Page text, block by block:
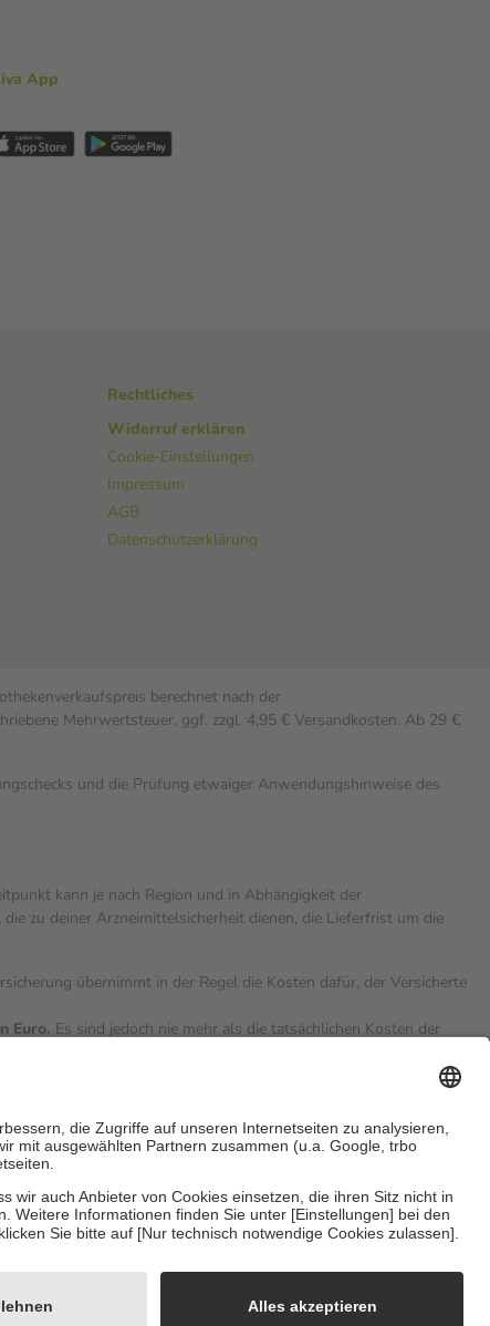
App
Rechtliches
Widerruf erklären
Cookie-Einstellungen
Impressum
AGB
Datenschutzerklärung
berechnet nach der
Mehrwertsteuer, ggf. zzgl. 4,95 € Versandkosten. Ab 29 €
und die Prüfung etwaiger Anwendungshinweise des
kann je nach Region und in Abhängigkeit der
zu deiner Arzneimittelsicherheit dienen, die Lieferfrist um die
übernimmt in der Regel die Kosten dafür, der Versicherte
Euro. Es sind jedoch nie mehr als die tatsächlichen Kosten der
Zuzahlungenan bei: